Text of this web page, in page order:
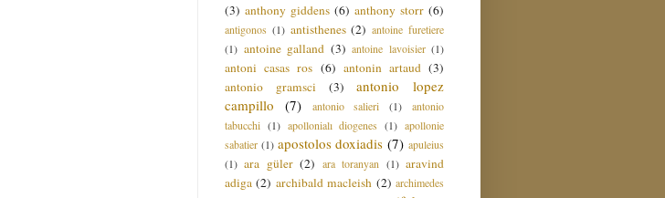
(3) anthony giddens (6) anthony storr (6)
antigonos (1) antisthenes (2) antoine furetiere
(1) antoine galland (3) antoine lavoisier (1)
antoni casas ros (6) antonin artaud (3)
antonio gramsci
(3)
antonio lopez
campillo
(7) antonio salieri (1)
antonio
tabucchi (1) apollonialı diogenes (1) apollonie
sabatier (1) apostolos doxiadis (7) apuleius
(1) ara güler (2) ara toranyan (1) aravind
adiga (2) archibald macleish (2) archimedes